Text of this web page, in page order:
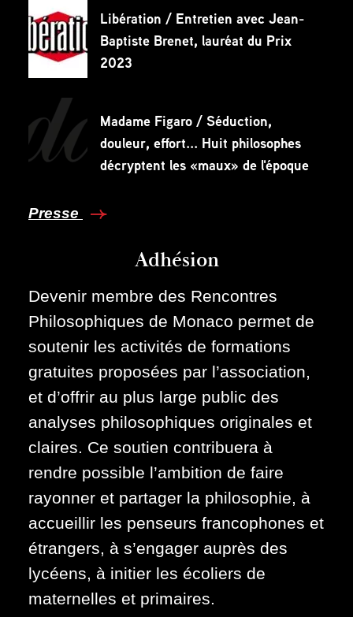
Libération / Entretien avec Jean-
Baptiste Brenet, lauréat du Prix
2023
Madame Figaro / Séduction,
douleur, effort... Huit philosophes
décryptent les «maux» de l'époque
Presse
Adhésion
Devenir membre des Rencontres
Philosophiques de Monaco permet de
soutenir les activités de formations
gratuites proposées par l’association,
et d’offrir au plus large public des
analyses philosophiques originales et
claires. Ce soutien contribuera à
rendre possible l’ambition de faire
rayonner et partager la philosophie, à
accueillir les penseurs francophones et
étrangers, à s’engager auprès des
lycéens, à initier les écoliers de
maternelles et primaires.